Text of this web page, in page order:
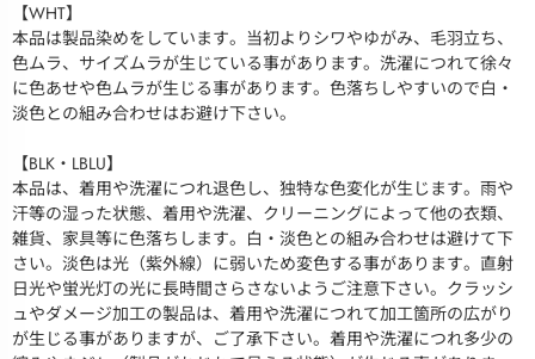
【WHT】
本品は製品染めをしています。当初よりシワやゆがみ、毛羽立ち、
色ムラ、サイズムラが生じている事があります。洗濯につれて徐々
に色あせや色ムラが生じる事があります。色落ちしやすいので白・
淡色との組み合わせはお避け下さい。
【BLK・LBLU】
本品は、着用や洗濯につれ退色し、独特な色変化が生じます。雨や
汗等の湿った状態、着用や洗濯、クリーニングによって他の衣類、
雑貨、家具等に色落ちします。白・淡色との組み合わせは避けて下
さい。淡色は光（紫外線）に弱いため変色する事があります。直射
日光や蛍光灯の光に長時間さらさないようご注意下さい。クラッシ
ュやダメージ加工の製品は、着用や洗濯につれて加工箇所の広がり
が生じる事がありますが、ご了承下さい。着用や洗濯につれ多少の